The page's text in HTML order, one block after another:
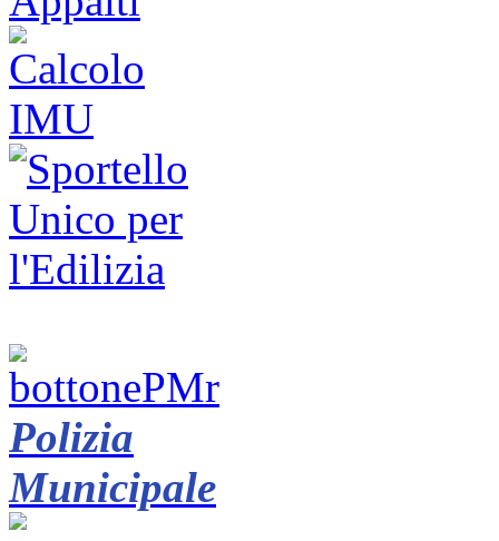
Polizia
Municipale